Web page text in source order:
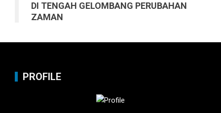
DI TENGAH GELOMBANG PERUBAHAN
ZAMAN
PROFILE